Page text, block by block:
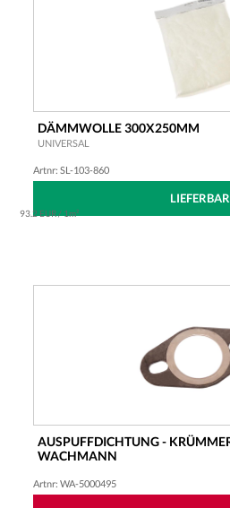
Jet Set 50
Torpedo 50
Diesis 50
Fly 50
Free 50 DT
Free 50 DT
Free 50
Liberty 50
Liberty 50
New TPH
NRG 50 DT
NRG 50
NRG 50
NRG 50
NRG 50
NRG 50
NRG 50
NRG 50
DÄMMWOLLE 300X250MM
UNIVERSAL
Artnr: SL-103-860
LIEFERBAR
93.2 EUR / 1m²
AUSPUFFDICHTUNG -
WACHMANN
Artnr: WA-5000495